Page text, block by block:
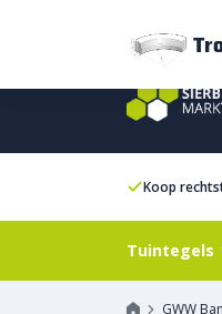
Koop
Tuintegels
GWW